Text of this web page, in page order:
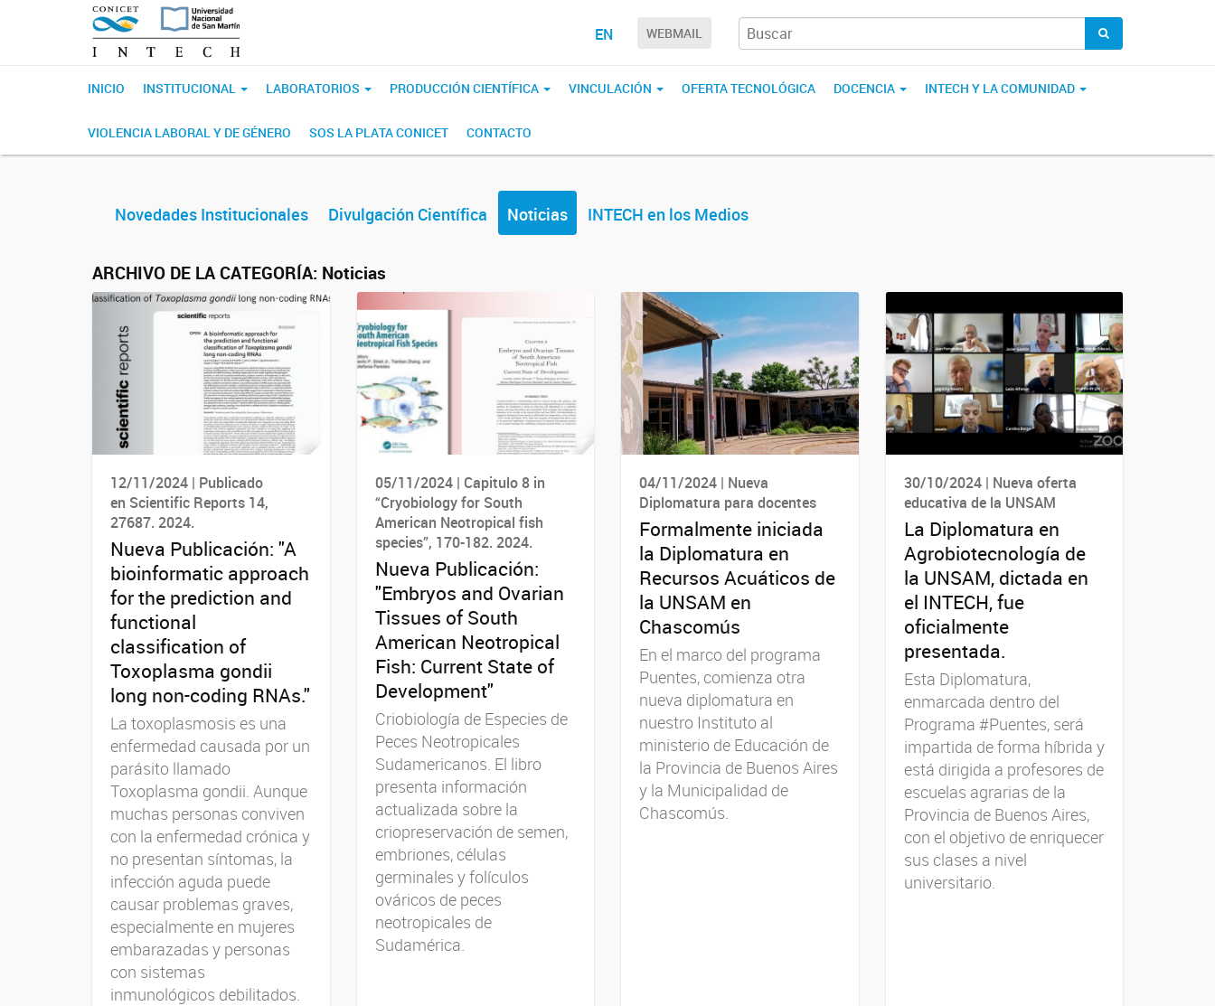
EN WEBMAIL
INICIO INSTITUCIONAL LABORATORIOS PRODUCCIÓN CIENTÍFICA VINCULACIÓN OFERTA TECNOLÓGICA DOCENCIA INTECH Y LA COMUNIDAD
VIOLENCIA LABORAL Y DE GÉNERO SOS LA PLATA CONICET CONTACTO
Novedades Institucionales Divulgación Científica Noticias INTECH en los Medios
ARCHIVO DE LA CATEGORÍA: Noticias
12/11/2024 | Publicado
en Scientific Reports 14,
27687. 2024.
Nueva Publicación: "A
bioinformatic approach
for the prediction and
functional
classification of
Toxoplasma gondii
long non-coding RNAs."
La toxoplasmosis es una
enfermedad causada por un
parásito llamado
Toxoplasma gondii. Aunque
muchas personas conviven
con la enfermedad crónica y
no presentan síntomas, la
infección aguda puede
causar problemas graves,
especialmente en mujeres
embarazadas y personas
con sistemas
inmunológicos debilitados.
05/11/2024 | Capitulo 8 in
“Cryobiology for South
American Neotropical fish
species”, 170-182. 2024.
Nueva Publicación:
"Embryos and Ovarian
Tissues of South
American Neotropical
Fish: Current State of
Development"
Criobiología de Especies de
Peces Neotropicales
Sudamericanos. El libro
presenta información
actualizada sobre la
criopreservación de semen,
embriones, células
germinales y folículos
ováricos de peces
neotropicales de
Sudamérica.
04/11/2024 | Nueva
Diplomatura para docentes
Formalmente iniciada
la Diplomatura en
Recursos Acuáticos de
la UNSAM en
Chascomús
En el marco del programa
Puentes, comienza otra
nueva diplomatura en
nuestro Instituto al
ministerio de Educación de
la Provincia de Buenos Aires
y la Municipalidad de
Chascomús.
30/10/2024 | Nueva oferta
educativa de la UNSAM
La Diplomatura en
Agrobiotecnología de
la UNSAM, dictada en
el INTECH, fue
oficialmente
presentada.
Esta Diplomatura,
enmarcada dentro del
Programa #Puentes, será
impartida de forma híbrida y
está dirigida a profesores de
escuelas agrarias de la
Provincia de Buenos Aires,
con el objetivo de enriquecer
sus clases a nivel
universitario.